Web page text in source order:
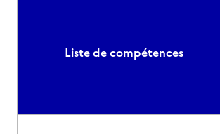
Liste de compétences